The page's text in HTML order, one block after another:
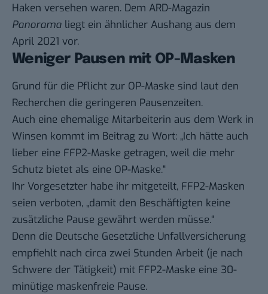
Haken versehen waren. Dem ARD-Magazin
Panorama liegt ein ähnlicher Aushang aus dem
April 2021 vor.
Weniger Pausen mit OP-Masken
Grund für die Pflicht zur OP-Maske sind laut den
Recherchen die geringeren Pausenzeiten.
Auch eine ehemalige Mitarbeiterin aus dem Werk in
Winsen kommt im Beitrag zu Wort: „Ich hätte auch
lieber eine FFP2-Maske getragen, weil die mehr
Schutz bietet als eine OP-Maske.“
Ihr Vorgesetzter habe ihr mitgeteilt, FFP2-Masken
seien verboten, „damit den Beschäftigten keine
zusätzliche Pause gewährt werden müsse.“
Denn die Deutsche Gesetzliche Unfallversicherung
empfiehlt nach circa zwei Stunden Arbeit (je nach
Schwere der Tätigkeit) mit FFP2-Maske eine 30-
minütige maskenfreie Pause.